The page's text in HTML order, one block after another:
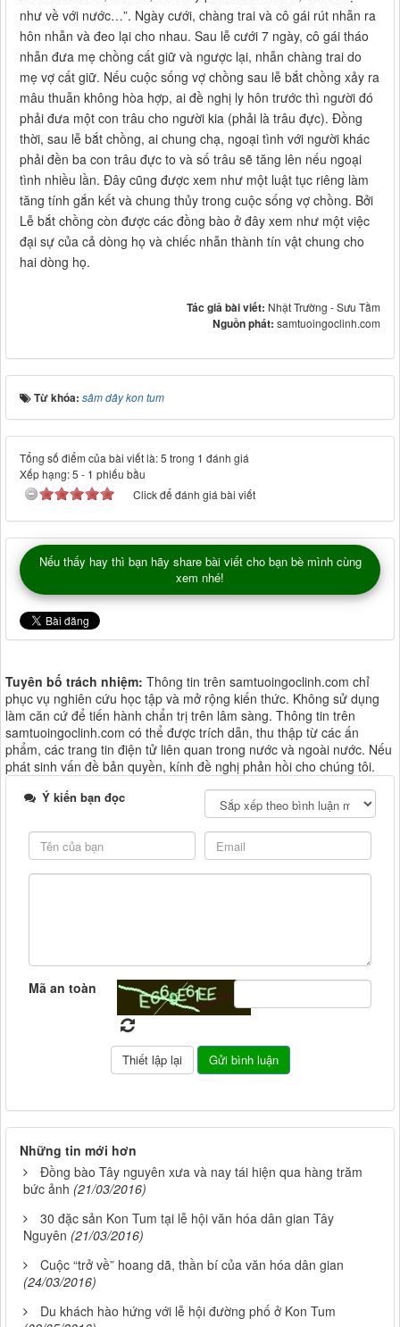
như về với nước…”. Ngày cưới, chàng trai và cô gái rút nhẫn ra
hôn nhẫn và đeo lại cho nhau. Sau lễ cưới 7 ngày, cô gái tháo
nhẫn đưa mẹ chồng cất giữ và ngược lại, nhẫn chàng trai do
mẹ vợ cất giữ. Nếu cuộc sống vợ chồng sau lễ bắt chồng xảy ra
mâu thuẫn không hòa hợp, ai đề nghị ly hôn trước thì người đó
phải đưa một con trâu cho người kia (phải là trâu đực). Đồng
thời, sau lễ bắt chồng, ai chung chạ, ngoại tình với người khác
phải đền ba con trâu đực to và số trâu sẽ tăng lên nếu ngoại
tình nhiều lần. Đây cũng được xem như một luật tục riêng làm
tăng tính gắn kết và chung thủy trong cuộc sống vợ chồng. Bởi
Lễ bắt chồng còn được các đồng bào ở đây xem như một việc
đại sự của cả dòng họ và chiếc nhẫn thành tín vật chung cho
hai dòng họ.
Tác giả bài viết: Nhật Trường - Sưu Tầm
Nguồn phát: samtuoingoclinh.com
Từ khóa: sâm dây kon tum
Tổng số điểm của bài viết là: 5 trong 1 đánh giá
Xếp hạng:5 - 1 phiếu bầu
Click để đánh giá bài viết
Nếu thấy hay thì bạn hãy share bài viết cho bạn bè mình cùng
xem nhé!
Tuyên bố trách nhiệm: Thông tin trên samtuoingoclinh.com chỉ
phục vụ nghiên cứu học tập và mở rộng kiến thức. Không sử dụng
làm căn cứ để tiến hành chẩn trị trên lâm sàng. Thông tin trên
samtuoingoclinh.com có thể được trích dẫn, thu thập từ các ấn
phẩm, các trang tin điện tử liên quan trong nước và ngoài nước. Nếu
phát sinh vấn đề bản quyền, kính đề nghị phản hồi cho chúng tôi.
Ý kiến bạn đọc
Mã an toàn
Những tin mới hơn
Đồng bào Tây nguyên xưa và nay tái hiện qua hàng trăm
bức ảnh (21/03/2016)
30 đặc sản Kon Tum tại lễ hội văn hóa dân gian Tây
Nguyên (21/03/2016)
Cuộc “trở về” hoang dã, thần bí của văn hóa dân gian
(24/03/2016)
Du khách hào hứng với lễ hội đường phố ở Kon Tum